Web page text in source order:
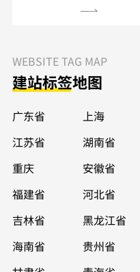
素产品展示符
比，我们精选
500MB存储
势：中文操作
平台）
费版功能：
WEBSITE TAG MAP
建站标签地图
广东省 上海
江苏省
湖南省
重庆
安徽省
福建省
河北省
吉林省
黑龙江省
海南省
贵州省